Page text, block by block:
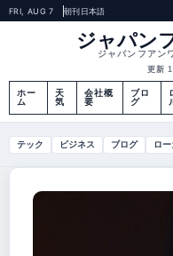
FRI, AUG 7 朝刊日本語
ジャパン
ジャパンフアン
更新
ホー
ム
天
気
会社概
要
ブロ
グ
テック ビジネス ブログ ロ